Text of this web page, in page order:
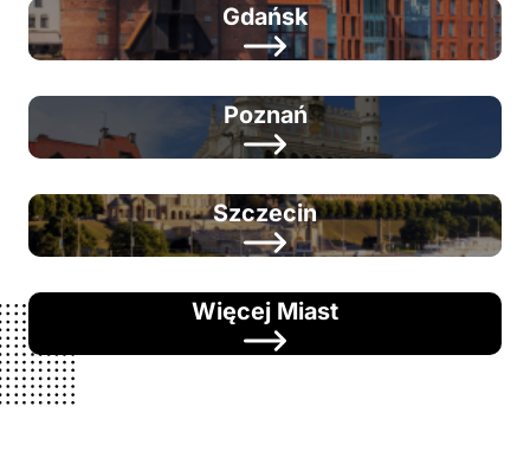
Gdańsk
Poznań
Szczecin
Więcej Miast